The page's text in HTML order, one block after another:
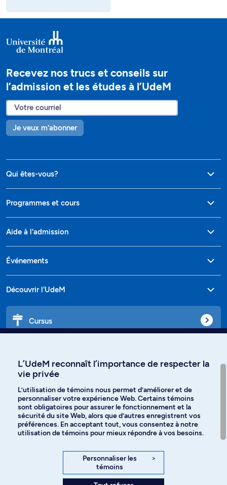
Recevez nos trucs et conseils sur
l’admission et les études à l’UdeM
Je veux m'abonner
Qui êtes-vous?
Programmes et cours
Aide à l'admission
Événements
Découvrir l'UdeM
Cursus
Langues
Facebook Instagram
YouTube
L’UdeM reconnaît l’importance de respecter la
vie privée
L’utilisation de témoins nous permet d’améliorer et de
personnaliser votre expérience Web. Certains témoins
sont obligatoires pour assurer le fonctionnement et la
sécurité du site Web, alors que d’autres enregistrent vos
préférences. En acceptant tout, vous consentez à notre
utilisation de témoins pour mieux répondre à vos besoins.
Personnaliser les
témoins
>